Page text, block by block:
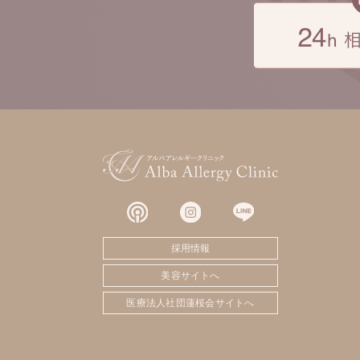
採用情報
美容サイトへ
医療法人社団蓮桜会サイトへ